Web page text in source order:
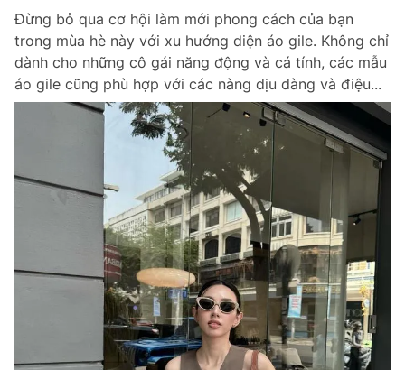
Đừng bỏ qua cơ hội làm mới phong cách của bạn
trong mùa hè này với xu hướng diện áo gile. Không chỉ
dành cho những cô gái năng động và cá tính, các mẫu
áo gile cũng phù hợp với các nàng dịu dàng và điệu...